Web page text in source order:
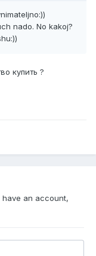
nado. No kakoj?
купить ?
have an account,